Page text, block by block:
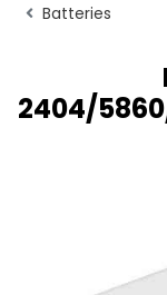
Batteries
2404/